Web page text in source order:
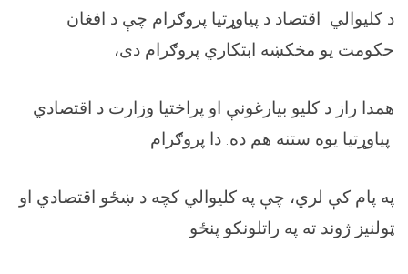
د کلیوالي اقتصاد د پیاوړتیا پروګرام چې د افغان
حکومت یو مخکښه ابتکاري پروګرام دی،
همدا راز د کلیو بیارغونې او پراختیا وزارت د اقتصادي
پیاوړتیا یوه ستنه هم ده. دا پروګرام
په پام کې لري، چې په کلیوالي کچه د ښځو اقتصادي او
ټولنیز ژوند ته په راتلونکو پنځو